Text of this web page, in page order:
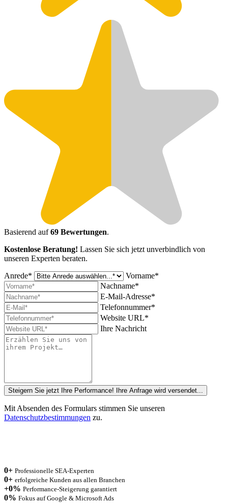
Basierend auf69 Bewertungen.
Kostenlose Beratung! Lassen Sie sich jetzt unverbindlich von
unseren Experten beraten.
Anrede*
Vorname*
Nachname*
E-Mail-Adresse*
Telefonnummer*
Website URL*
Ihre Nachricht
Steigern Sie jetzt Ihre Performance! Ihre Anfrage wird versendet...
Mit Absenden des Formulars stimmen Sie unseren
Datenschutzbestimmungen zu.
0+ Professionelle SEA-Experten
0+ erfolgreiche Kunden aus allen Branchen
+0% Performance-Steigerung garantiert
0% Fokus auf Google & Microsoft Ads